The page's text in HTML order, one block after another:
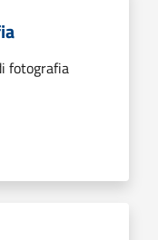
fotografia